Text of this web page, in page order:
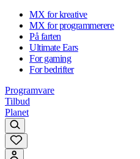
MX for kreative
MX for programmerere
På farten
Ultimate Ears
For gaming
For bedrifter
Programvare
Tilbud
Planet